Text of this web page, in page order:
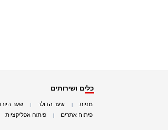
כלים ושירותים
מניות שער הדולר שער היורו
פיתוח אתרים פיתוח אפליקציות